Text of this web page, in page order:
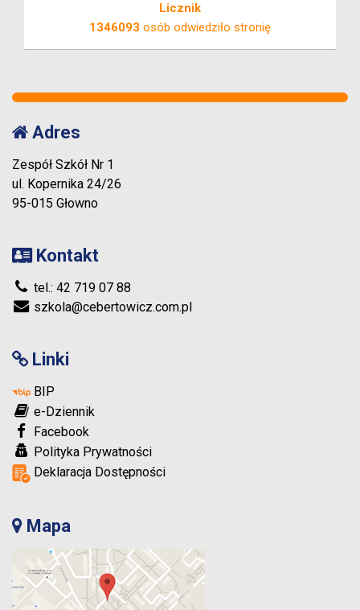
Licznik
1346093 osób odwiedziło stronię
Adres
Zespół Szkół Nr 1
ul. Kopernika 24/26
95-015 Głowno
Kontakt
tel.: 42 719 07 88
szkola@cebertowicz.com.pl
Linki
BIP
e-Dziennik
Facebook
Polityka Prywatności
Deklaracja Dostępności
Mapa